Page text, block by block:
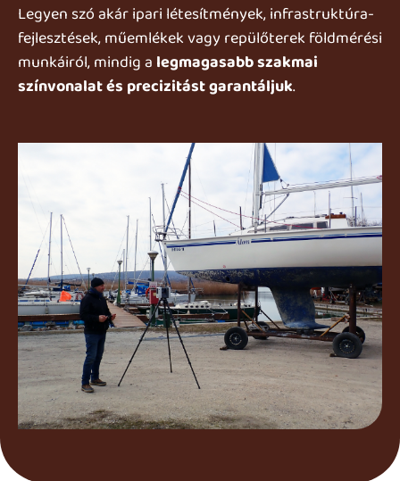
Legyen szó akár ipari létesítmények, infrastruktúra-
fejlesztések, műemlékek vagy repülőterek földmérési
munkáiról, mindig a legmagasabb szakmai
színvonalat és precizitást garantáljuk.